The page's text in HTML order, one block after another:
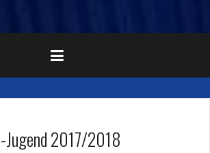
Jugend 2017/2018